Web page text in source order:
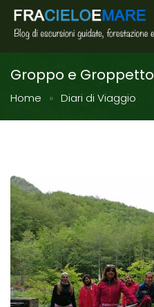
Groppo e Groppetto
Home Diari di Viaggio